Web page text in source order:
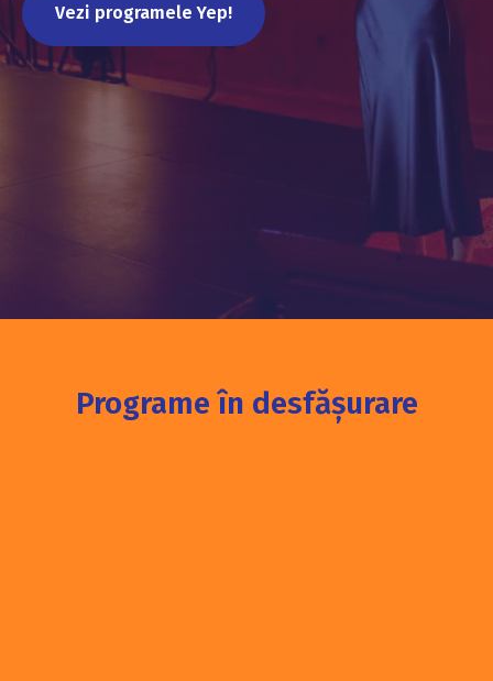
Vezi programele Yep!
Programe în desfășurare